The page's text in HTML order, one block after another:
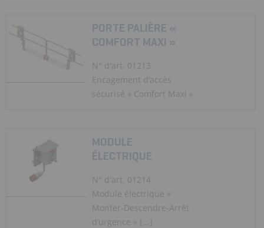
PORTE PALIÈRE «
COMFORT MAXI »
N° d'art. 01213
Encagement d’accès
sécurisé « Comfort Maxi »
MODULE
ÉLECTRIQUE
N° d'art. 01214
Module électrique «
Monter-Descendre-Arrêt
d’urgence » [...]